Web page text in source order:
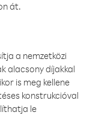
át.
a nemzetközi
alacsony díjakkal
is meg kellene
konstrukcióval
le